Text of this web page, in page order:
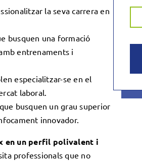
la seva carrera en
busquen una formació
entrenaments i
especialitzar-se en el
laboral.
busquen un grau superior
innovador.
en un perfil polivalent i
professionals que no